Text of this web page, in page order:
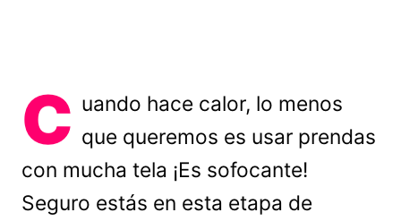
C uando hace calor, lo menos
que queremos es usar prendas
con mucha tela ¡Es sofocante!
Seguro estás en esta etapa de